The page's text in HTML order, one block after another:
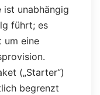
ist unabhängig
führt; es
um eine
(„Starter“)
begrenzt